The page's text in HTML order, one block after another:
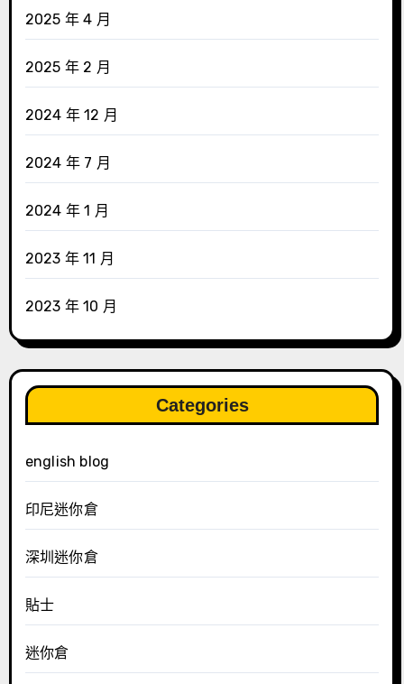
2025 年 4 月
2025 年 2 月
2024 年 12 月
2024 年 7 月
2024 年 1 月
2023 年 11 月
2023 年 10 月
Categories
english blog
印尼迷你倉
深圳迷你倉
貼士
迷你倉